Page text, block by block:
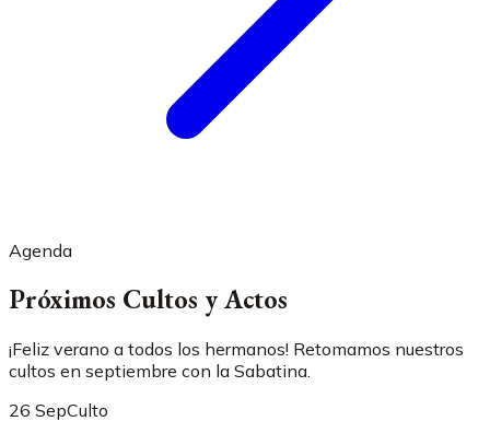
Agenda
Próximos Cultos y Actos
¡Feliz verano a todos los hermanos! Retomamos nuestros
cultos en septiembre con la Sabatina.
26 SepCulto